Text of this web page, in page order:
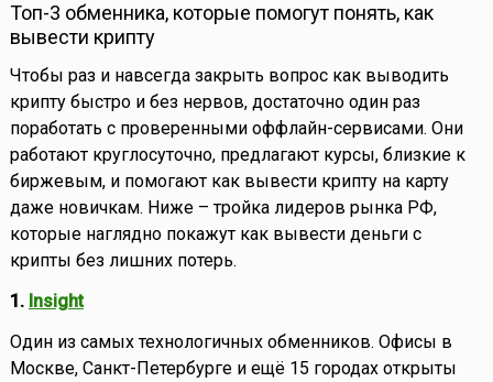
Топ-3 обменника, которые помогут понять, как
вывести крипту
Чтобы раз и навсегда закрыть вопрос как выводить
крипту быстро и без нервов, достаточно один раз
поработать с проверенными оффлайн-сервисами. Они
работают круглосуточно, предлагают курсы, близкие к
биржевым, и помогают как вывести крипту на карту
даже новичкам. Ниже – тройка лидеров рынка РФ,
которые наглядно покажут как вывести деньги с
крипты без лишних потерь.
1. Insight
Один из самых технологичных обменников. Офисы в
Москве, Санкт-Петербурге и ещё 15 городах открыты